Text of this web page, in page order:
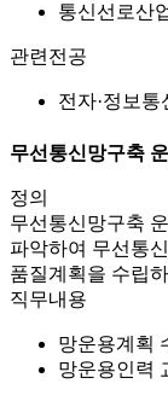
통신선로산
관련전공
전자·정보
무선통신망구축
정의
무선통신망구축
파악하여 무선통
품질계획을 수립
직무내용
망운용계획
망운용인력